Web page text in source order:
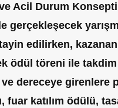
Acil Durum
gerçekleşecek
edilirken,
ödül töreni ile takdim
dereceye girenlere
fuar katılım ödülü,